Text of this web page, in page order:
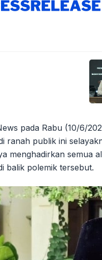
pada Rabu (10/6/
ranah publik ini
menghadirkan semua
balik polemik tersebut.